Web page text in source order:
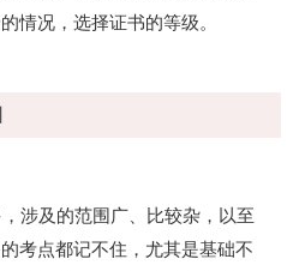
情况，选择证书的等级。
涉及的范围广、比较杂，以至
考点都记不住，尤其是基础不